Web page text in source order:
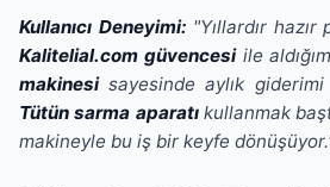
Kullanıcı Deneyimi: "Yıllardır
Kalitelial.com güvencesi ile
makinesisayesinde aylık
Tütün sarma aparatıkullanmak
makineyle bu iş bir keyfe